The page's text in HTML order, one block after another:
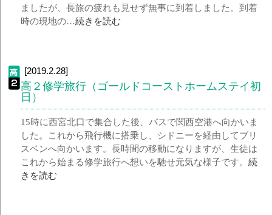
ましたが、長旅の疲れも見せず無事に到着しました。到着
時の現地の…続きを読む
[2019.2.28]
高２修学旅行（ゴールドコーストホームステイ初
日）
15時に西宮北口で集合した後、バスで関西空港へ向かいま
した。これから飛行機に搭乗し、シドニーを経由してブリ
スベンへ向かいます。長時間の移動になりますが、生徒は
これから始まる修学旅行へ想いを馳せ元気な様子です。続
きを読む